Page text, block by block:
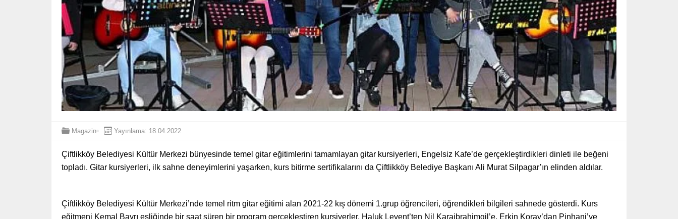
Magazin Yayınlama: 18.04.2022
Çiftlikköy Belediyesi Kültür Merkezi bünyesinde temel gitar eğitimlerini tamamlayan gitar kursiyerleri, Engelsiz Kafe’de gerçekleştirdikleri dinleti ile beğeni
topladı. Gitar kursiyerleri, ilk sahne deneyimlerini yaşarken, kurs bitirme sertifikalarını da Çiftlikköy Belediye Başkanı Ali Murat Silpagar’ın elinden aldılar.
Çiftlikköy Belediyesi Kültür Merkezi’nde temel ritm gitar eğitimi alan 2021-22 kış dönemi 1.grup öğrencileri, öğrendikleri bilgileri sahnede gösterdi. Kurs
eğitmeni Kemal Bayrı eşliğinde bir saat süren bir program gerçekleştiren kursiyerler, Haluk Levent’ten Nil Karaibrahimgil’e, Erkin Koray’dan Pinhani’ye